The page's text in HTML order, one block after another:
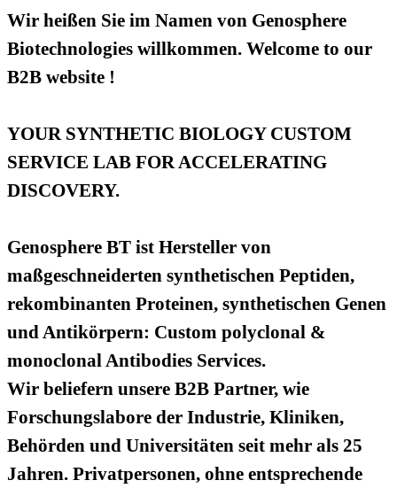
Wir heißen Sie im Namen von Genosphere
Biotechnologies willkommen. Welcome to our
B2B website !
YOUR SYNTHETIC BIOLOGY CUSTOM
SERVICE LAB FOR ACCELERATING
DISCOVERY.
Genosphere BT ist Hersteller von
maßgeschneiderten synthetischen Peptiden,
rekombinanten Proteinen, synthetischen Genen
und Antikörpern: Custom polyclonal &
monoclonal Antibodies Services.
Wir beliefern unsere B2B Partner, wie
Forschungslabore der Industrie, Kliniken,
Behörden und Universitäten seit mehr als 25
Jahren. Privatpersonen, ohne entsprechende